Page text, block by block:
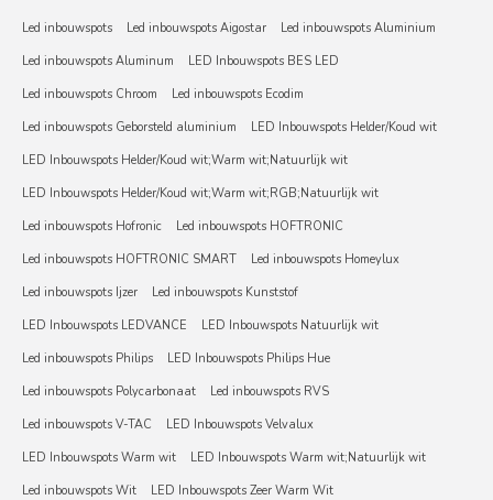
Led inbouwspots Led inbouwspots Aigostar
Led inbouwspots Aluminium
Led inbouwspots Aluminum
LED Inbouwspots BES LED
Led inbouwspots Chroom
Led inbouwspots Ecodim
Led inbouwspots Geborsteld aluminium
LED Inbouwspots Helder/Koud wit
LED Inbouwspots Helder/Koud wit;Warm wit;Natuurlijk wit
LED Inbouwspots Helder/Koud wit;Warm wit;RGB;Natuurlijk wit
Led inbouwspots Hofronic
Led inbouwspots HOFTRONIC
Led inbouwspots HOFTRONIC SMART
Led inbouwspots Homeylux
Led inbouwspots Ijzer
Led inbouwspots Kunststof
LED Inbouwspots LEDVANCE
LED Inbouwspots Natuurlijk wit
Led inbouwspots Philips
LED Inbouwspots Philips Hue
Led inbouwspots Polycarbonaat
Led inbouwspots RVS
Led inbouwspots V-TAC
LED Inbouwspots Velvalux
LED Inbouwspots Warm wit
LED Inbouwspots Warm wit;Natuurlijk wit
Led inbouwspots Wit
LED Inbouwspots Zeer Warm Wit